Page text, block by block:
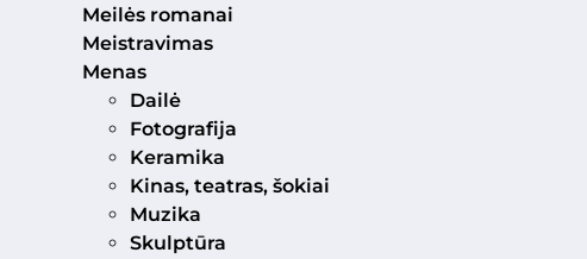
Meilės romanai
Meistravimas
Menas
Dailė
Fotografija
Keramika
Kinas, teatras, šokiai
Muzika
Skulptūra